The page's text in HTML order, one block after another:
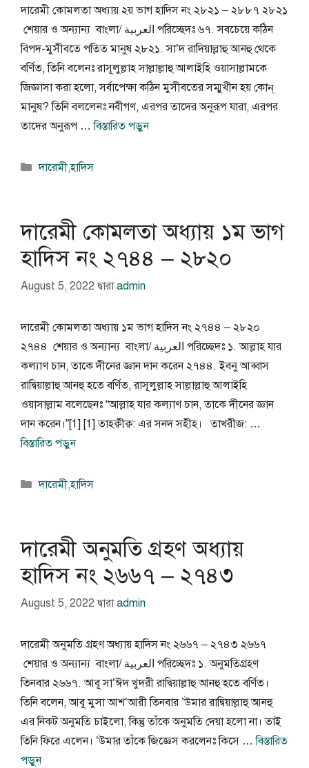
দারেমী কোমলতা অধ্যায় ২য় ভাগ হাদিস নং ২৮২১ – ২৮৮৭ ২৮২১
শেয়ার ও অন্যান্য বাংলা/ العربية পরিচ্ছেদঃ ৬৭. সবচেয়ে কঠিন
বিপদ-মুসীবতে পতিত মানুষ ২৮২১. সা’দ রাদিয়াল্লাহু আনহু থেকে
বর্ণিত, তিনি বলেনঃ রাসূলুল্লাহ সাল্লাল্লাহু আলাইহি ওয়াসাল্লামকে
জিজ্ঞাসা করা হলো, সর্বাপেক্ষা কঠিন মুসীবতের সম্মুখীন হয় কোন্
মানুষ? তিনি বললেনঃ নবীগণ, এরপর তাদের অনুরূপ যারা, এরপর
তাদের অনুরূপ …বিস্তারিত পড়ুন
বিভাগ
দারেমী,হাদিস
দারেমী কোমলতা অধ্যায় ১ম ভাগ
হাদিস নং ২৭৪৪ – ২৮২০
August 5, 2022 দ্বারাadmin
দারেমী কোমলতা অধ্যায় ১ম ভাগ হাদিস নং ২৭৪৪ – ২৮২০
২৭৪৪ শেয়ার ও অন্যান্য বাংলা/ العربية পরিচ্ছেদঃ ১. আল্লাহ যার
কল্যাণ চান, তাকে দীনের জ্ঞান দান করেন ২৭৪৪. ইবনু আব্বাস
রাদ্বিয়াল্লাহু আনহু হতে বর্ণিত, রাসূলুল্লাহ সাল্লাল্লাহু আলাইহি
ওয়াসাল্লাম বলেছেনঃ “আল্লাহ যার কল্যাণ চান, তাকে দীনের জ্ঞান
দান করেন।”[1] [1] তাহক্বীক্ব: এর সনদ সহীহ। তাখরীজ: …
বিস্তারিত পড়ুন
বিভাগ
দারেমী,হাদিস
দারেমী অনুমতি গ্রহণ অধ্যায়
হাদিস নং ২৬৬৭ – ২৭৪৩
August 5, 2022 দ্বারাadmin
দারেমী অনুমতি গ্রহণ অধ্যায় হাদিস নং ২৬৬৭ – ২৭৪৩ ২৬৬৭
শেয়ার ও অন্যান্য বাংলা/ العربية পরিচ্ছেদঃ ১. অনুমতিগ্রহণ
তিনবার ২৬৬৭. আবূ সা’ঈদ খুদরী রাদ্বিয়াল্লাহু আনহু হতে বর্ণিত।
তিনি বলেন, আবূ মুসা আশ’আরী তিনবার ’উমার রাদ্বিয়াল্লাহু আনহু
এর নিকট অনুমতি চাইলো, কিন্তু তাঁকে অনুমতি দেয়া হলো না। তাই
তিনি ফিরে এলেন। ’উমার তাঁকে জিজ্ঞেস করলেনঃ কিসে …বিস্তারিত
পড়ুন